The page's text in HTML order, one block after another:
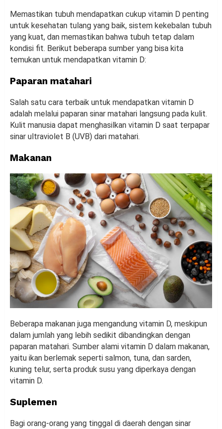
Memastikan tubuh mendapatkan cukup vitamin D penting
untuk kesehatan tulang yang baik, sistem kekebalan tubuh
yang kuat, dan memastikan bahwa tubuh tetap dalam
kondisi fit. Berikut beberapa sumber yang bisa kita
temukan untuk mendapatkan vitamin D:
Paparan matahari
Salah satu cara terbaik untuk mendapatkan vitamin D
adalah melalui paparan sinar matahari langsung pada kulit.
Kulit manusia dapat menghasilkan vitamin D saat terpapar
sinar ultraviolet B (UVB) dari matahari.
Makanan
Beberapa makanan juga mengandung vitamin D, meskipun
dalam jumlah yang lebih sedikit dibandingkan dengan
paparan matahari. Sumber alami vitamin D dalam makanan,
yaitu ikan berlemak seperti salmon, tuna, dan sarden,
kuning telur, serta produk susu yang diperkaya dengan
vitamin D.
Suplemen
Bagi orang-orang yang tinggal di daerah dengan sinar